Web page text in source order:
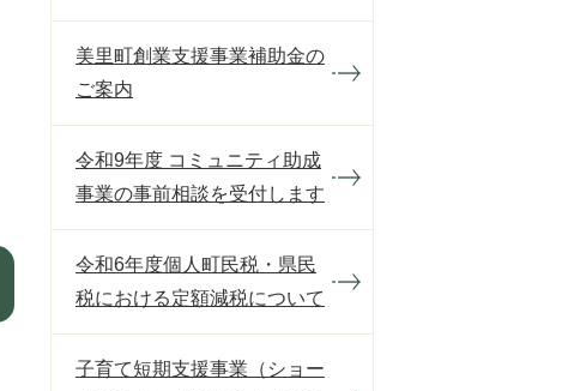
美里町創業支援事業補助金の
ご案内
令和9年度 コミュニティ助成
事業の事前相談を受付します
令和6年度個人町民税・県民
税における定額減税について
子育て短期支援事業（ショー